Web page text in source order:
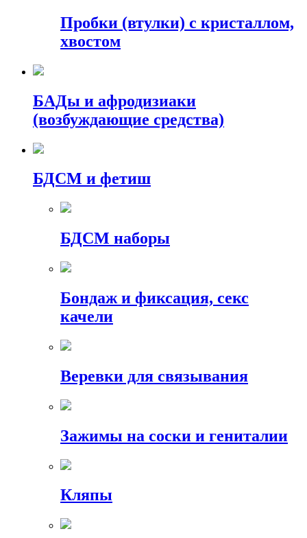
Пробки (втулки) с кристаллом,
хвостом
БАДы и афродизиаки
(возбуждающие средства)
БДСМ и фетиш
БДСМ наборы
Бондаж и фиксация, секс
качели
Веревки для связывания
Зажимы на соски и гениталии
Кляпы